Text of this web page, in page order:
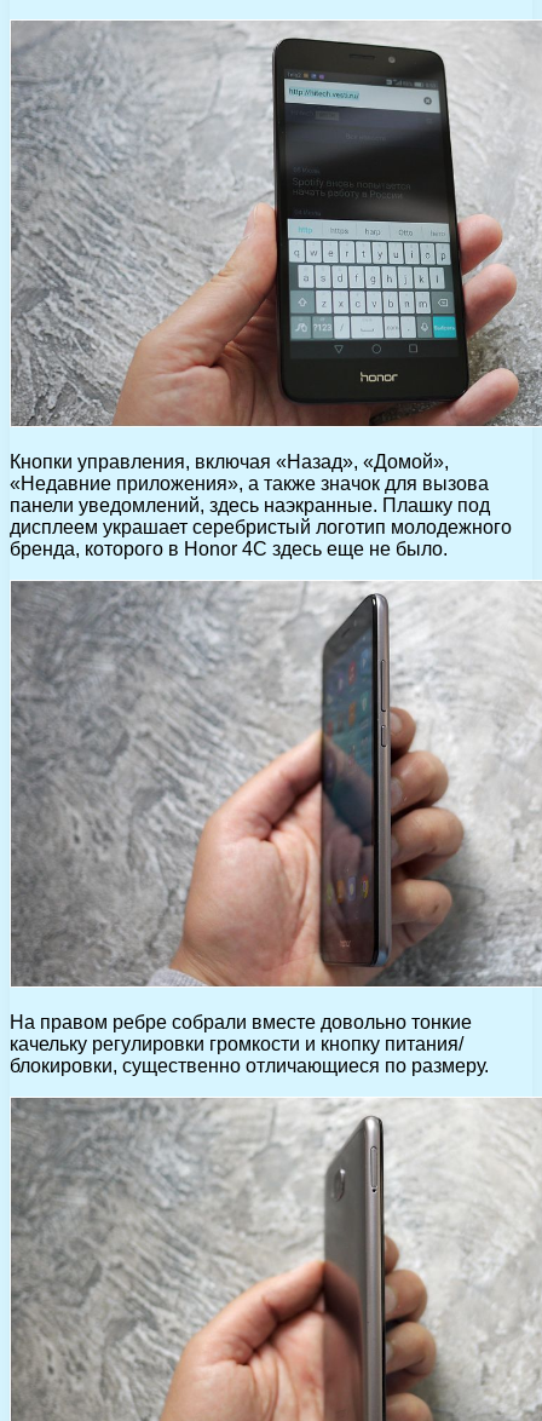
Кнопки управления, включая «Назад», «Домой»,
«Недавние приложения», а также значок для вызова
панели уведомлений, здесь наэкранные. Плашку под
дисплеем украшает серебристый логотип молодежного
бренда, которого в Honor 4C здесь еще не было.
На правом ребре собрали вместе довольно тонкие
качельку регулировки громкости и кнопку питания/
блокировки, существенно отличающиеся по размеру.